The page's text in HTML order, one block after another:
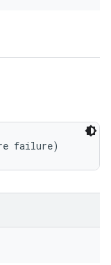
failure)